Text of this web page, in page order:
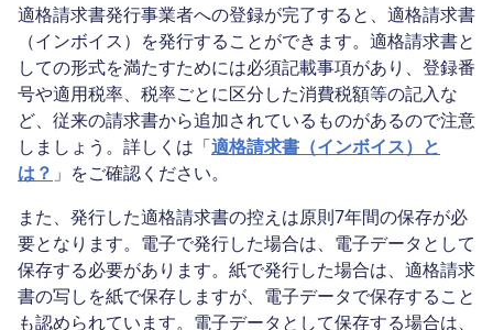
適格請求書発行事業者への登録が完了すると、適格請求書
（インボイス）を発行することができます。適格請求書と
しての形式を満たすためには必須記載事項があり、登録番
号や適用税率、税率ごとに区分した消費税額等の記入な
ど、従来の請求書から追加されているものがあるので注意
しましょう。詳しくは「適格請求書（インボイス）と
は？ 」をご確認ください。
また、発行した適格請求書の控えは原則7年間の保存が必
要となります。電子で発行した場合は、電子データとして
保存する必要があります。紙で発行した場合は、適格請求
書の写しを紙で保存しますが、電子データで保存すること
も認められています。電子データとして保存する場合は、